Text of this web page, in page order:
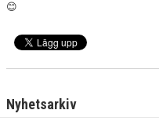
😊
Nyhetsarkiv